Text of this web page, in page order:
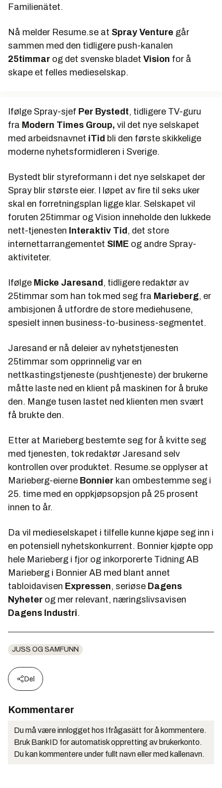
Familienätet.
Nå melder Resume.se at Spray Venture går
sammen med den tidligere push-kanalen
25timmar og det svenske bladet Vision for å
skape et felles medieselskap.
Ifølge Spray-sjef Per Bystedt, tidligere TV-guru
fra Modern Times Group, vil det nye selskapet
med arbeidsnavnet iTid bli den første skikkelige
moderne nyhetsformidleren i Sverige.
Bystedt blir styreformann i det nye selskapet der
Spray blir største eier. I løpet av fire til seks uker
skal en forretningsplan ligge klar. Selskapet vil
foruten 25timmar og Vision inneholde den lukkede
nett-tjenesten Interaktiv Tid , det store
internettarrangementet SIME og andre Spray-
aktiviteter.
Ifølge Micke Jaresand , tidligere redaktør av
25timmar som han tok med seg fra Marieberg, er
ambisjonen å utfordre de store mediehusene,
spesielt innen business-to-business-segmentet.
Jaresand er nå deleier av nyhetstjenesten
25timmar som opprinnelig var en
nettkastingstjeneste (pushtjeneste) der brukerne
måtte laste ned en klient på maskinen for å bruke
den. Mange tusen lastet ned klienten men svært
få brukte den.
Etter at Marieberg bestemte seg for å kvitte seg
med tjenesten, tok redaktør Jaresand selv
kontrollen over produktet. Resume.se opplyser at
Marieberg-eierne Bonnier kan ombestemme seg i
25. time med en oppkjøpsopsjon på 25 prosent
innen to år.
Da vil medieselskapet i tilfelle kunne kjøpe seg inn i
en potensiell nyhetskonkurrent. Bonnier kjøpte opp
hele Marieberg i fjor og inkorporerte Tidning AB
Marieberg i Bonnier AB med blant annet
tabloidavisen Expressen, seriøse Dagens
Nyheter og mer relevant, næringslivsavisen
Dagens Industri.
JUSS OG SAMFUNN
Del
Kommentarer
Du må være innlogget hos Ifrågasätt for å kommentere.
Bruk BankID for automatisk oppretting av brukerkonto.
Du kan kommentere under fullt navn eller med kallenavn.